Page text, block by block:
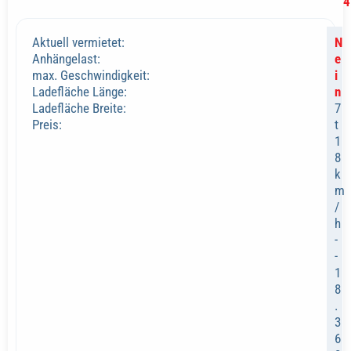
Aktuell vermietet:
Anhängelast:
max. Geschwindigkeit:
Ladefläche Länge:
Ladefläche Breite:
Preis:
N
e
i
n
7
t
1
8
k
m
/
h
-
-
1
8
.
3
6